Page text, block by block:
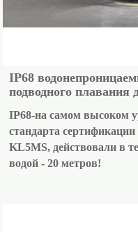
IP68
подводного плавания
IP68-на самом высоком
стандарта
KL5MS, действовали в
водой - 20 метров!